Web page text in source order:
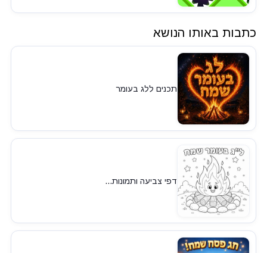
כתבות באותו הנושא
תכנים ללג בעומר
דפי צביעה ותמונות...